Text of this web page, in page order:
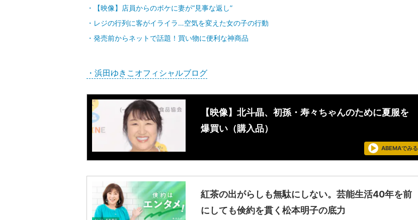
【映像】店員からのボケに妻が“見事な返し”
レジの行列に客がイライラ…空気を変えた女の子の行動
発売前からネットで話題！買い物に便利な神商品
・浜田ゆきこオフィシャルブログ
【映像】北斗晶、初孫・寿々ちゃんのために夏服を
爆買い（購入品）
ABEMAでみる
紅茶の出がらしも無駄にしない。芸能生活40年を前
にしても倹約を貫く松本明子の底力